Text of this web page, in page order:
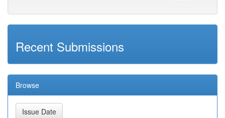
Recent Submissions
Browse